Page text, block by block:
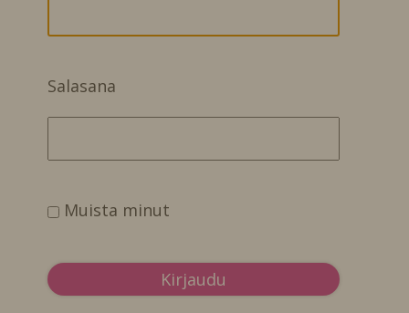
Salasana
Muista minut